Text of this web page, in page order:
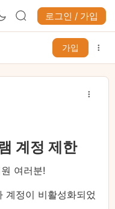
로그인 / 가입
가입
계정 제한
여러분!
계정이 비활성화되었